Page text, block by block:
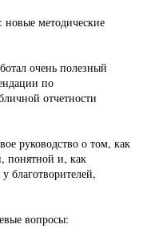
методические
очень полезный
по
отчетности
руководство о том, как
понятной и, как
благотворителей,
вопросы: